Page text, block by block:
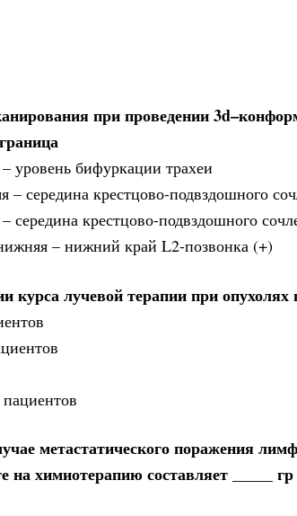
при проведении
уровень бифуркации трахеи
– середина крестцово-подвздошного
середина крестцово-подвздошного
– нижний край L2-позвонка (+)
курса лучевой терапии при опухолях
метастатического поражения
на химиотерапию составляет _____ гр